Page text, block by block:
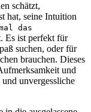
schätzt,
hat, seine Intuition
das
Es ist perfekt für
suchen, oder für
brauchen. Dieses
und
unvergessliche